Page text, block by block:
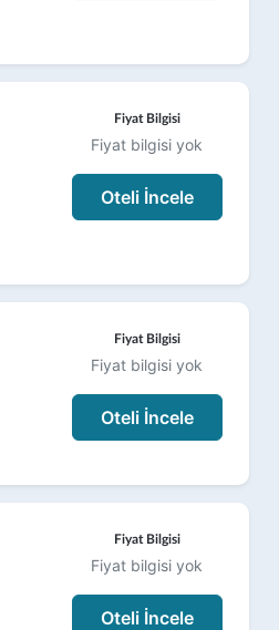
Fiyat Bilgisi
Fiyat bilgisi yok
Oteli İncele
Fiyat Bilgisi
Fiyat bilgisi yok
Oteli İncele
Fiyat Bilgisi
Fiyat bilgisi yok
Oteli İncele